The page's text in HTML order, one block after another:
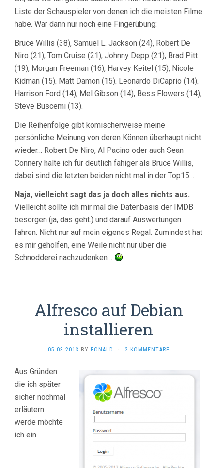
Liste der Schauspieler von denen ich die meisten Filme
habe. War dann nur noch eine Fingerübung:
Bruce Willis (38), Samuel L. Jackson (24), Robert De
Niro (21), Tom Cruise (21), Johnny Depp (21), Brad Pitt
(19), Morgan Freeman (16), Harvey Keitel (15), Nicole
Kidman (15), Matt Damon (15), Leonardo DiCaprio (14),
Harrison Ford (14), Mel Gibson (14), Bess Flowers (14),
Steve Buscemi (13).
Die Reihenfolge gibt komischerweise meine
persönliche Meinung von deren Können überhaupt nicht
wieder… Robert De Niro, Al Pacino oder auch Sean
Connery halte ich für deutlich fähiger als Bruce Willis,
dabei sind die letzten beiden nicht mal in der Top15…
Naja, vielleicht sagt das ja doch alles nichts aus.
Vielleicht sollte ich mir mal die Datenbasis der IMDB
besorgen (ja, das geht.) und darauf Auswertungen
fahren. Nicht nur auf mein eigenes Regal. Zumindest hat
es mir geholfen, eine Weile nicht nur über die
Schnodderei nachzudenken…
Alfresco auf Debian
installieren
05.03.2013 BY RONALD · 2 KOMMENTARE
Aus Gründen
die ich später
sicher nochmal
erläutern
werde möchte
ich ein